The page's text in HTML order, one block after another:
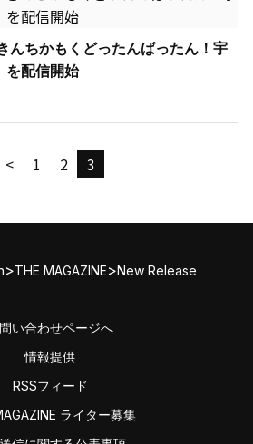
んちかもくどったんばったん！宇
配信開始
< 1 2 3
>THE MAGAZINE>New Release
い合わせページへ
情報提供
RSSフィード
ライター募集